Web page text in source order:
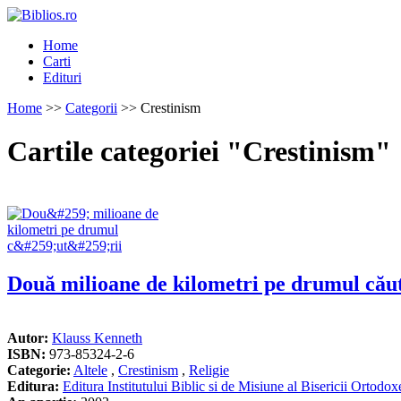
Home
Carti
Edituri
Home >> Categorii >> Crestinism
Cartile categoriei "Crestinism"
Două milioane de kilometri pe drumul
Autor: Klauss Kenneth
ISBN: 973-85324-2-6
Categorie: Altele , Crestinism , Religie
Editura: Editura Institutului Biblic si de Misiune al Bisericii